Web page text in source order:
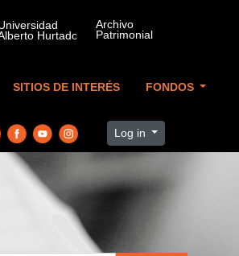
SITIOS DE INTERÉS FONDOS
Log in